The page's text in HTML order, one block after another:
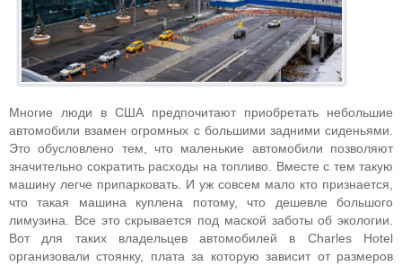
Многие люди в США предпочитают приобретать небольшие
автомобили взамен огромных с большими задними сиденьями.
Это обусловлено тем, что маленькие автомобили позволяют
значительно сократить расходы на топливо. Вместе с тем такую
машину легче припарковать. И уж совсем мало кто признается,
что такая машина куплена потому, что дешевле большого
лимузина. Все это скрывается под маской заботы об экологии.
Вот для таких владельцев автомобилей в Charles Hotel
организовали стоянку, плата за которую зависит от размеров